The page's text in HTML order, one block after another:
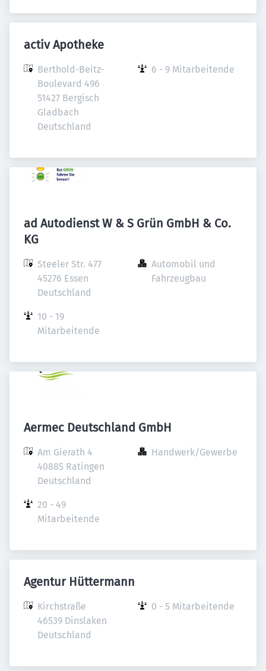
activ Apotheke
Berthold-Beitz-
Boulevard 496
51427 Bergisch
Gladbach
Deutschland
6 - 9 Mitarbeitende
ad Autodienst W & S Grün GmbH & Co.
KG
Steeler Str. 477
45276 Essen
Deutschland
Automobil und
Fahrzeugbau
10 - 19
Mitarbeitende
Aermec Deutschland GmbH
Am Gierath 4
40885 Ratingen
Deutschland
Handwerk/Gewerbe
20 - 49
Mitarbeitende
Agentur Hüttermann
Kirchstraße
46539 Dinslaken
Deutschland
0 - 5 Mitarbeitende